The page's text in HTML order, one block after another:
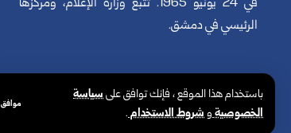
باستخدام هذا الموقع ، فإنك توافق علىسياسة
الخصوصيةوشروط الاستخدام.
موافق
في 24 يونيو 1965. تتبع وزارة الإعلام، ومركزها
الرئيسي في دمشق.